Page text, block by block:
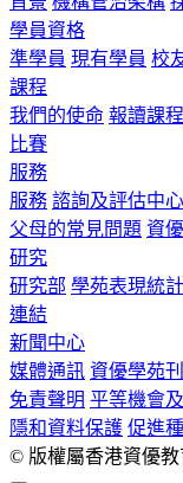
學員資格
準學員 現有學員 校
課程
我們的使命 報讀課程
比賽
服務
服務 諮詢及評估中心
父母的常見問題 資
研究
研究部 學苑表現統
連結
新聞中心
媒體通訊 資優學苑
免責聲明 平等機會
隱和資料保護 促進
© 版權屬香港資優教